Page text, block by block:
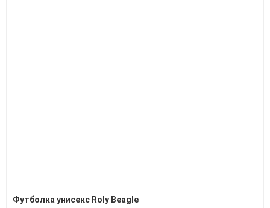
Футболка унисекс Roly Beagle